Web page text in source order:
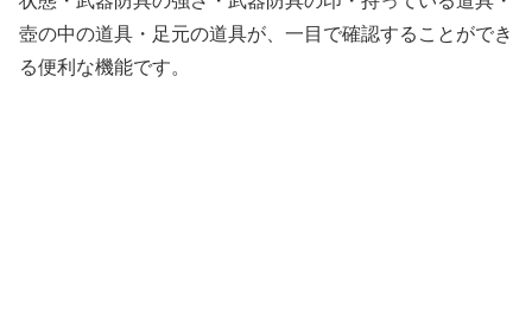
壺の中の道具・足元の道具が、一目で確認することができ
る便利な機能です。